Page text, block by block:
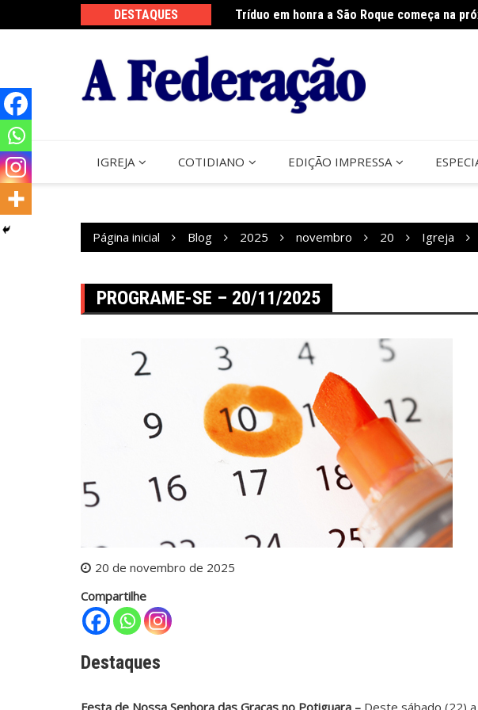
DESTAQUES Tríduo em honra a São Roque começa na
Franciscanos Seculares realizam ação
IGREJA COTIDIANO EDIÇÃO IMPRESSA
Página inicial Blog 2025 novembro 20 Igreja
PROGRAME-SE – 20/11/2025
20 de novembro de 2025
Compartilhe
Destaques